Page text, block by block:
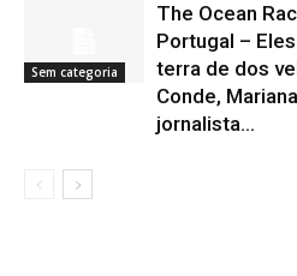
Sem categoria
The Ocean
Portugal –
terra de dos
Conde,
jornalista...